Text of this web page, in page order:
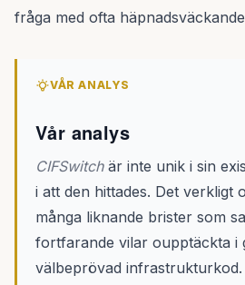
fråga med ofta
VÅR ANALYS
Vår analys
CIFSwitchär inte unik i sin
i att den hittades. Det verkligt
många liknande brister som
fortfarande vilar oupptäckta i
välbeprövad infrastrukturkod.